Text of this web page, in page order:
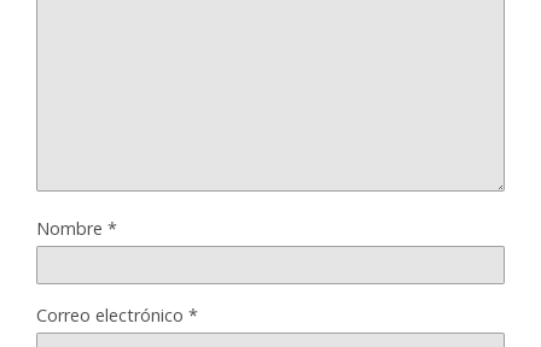
Nombre *
Correo electrónico *